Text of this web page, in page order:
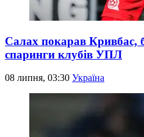
Салах покарав Кривбас,
спаринги клубів УПЛ
08 липня, 03:30 Україна